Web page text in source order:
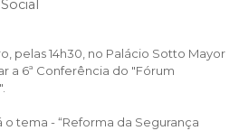
pelas 14h30, no Palácio Sotto Mayor
a 6ª Conferência do "Fórum
tema - “Reforma da Segurança